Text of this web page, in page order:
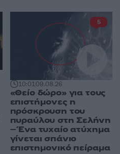
10:0109.08.26
«Θείο δώρο» για τους
επιστήμονες η
πρόσκρουση του
πυραύλου στη Σελήνη
– Ένα τυχαίο ατύχημα
γίνεται σπάνιο
επιστημονικό πείραμα
5